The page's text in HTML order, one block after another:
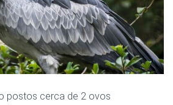
postos cerca de 2 ovos